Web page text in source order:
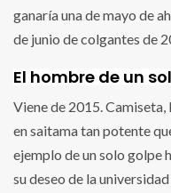
ganaría una de mayo de
de junio de colgantes de
El hombre de un
Viene de 2015.
en saitama tan potente
ejemplo de un solo golpe
su deseo de la